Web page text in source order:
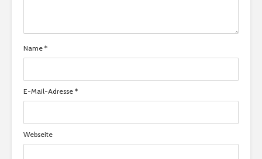
Name *
E-Mail-Adresse *
Webseite